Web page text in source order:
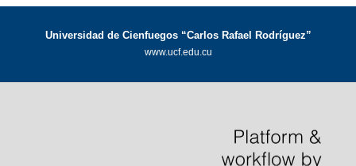
Universidad de Cienfuegos “Carlos Rafael Rodríguez”
www.ucf.edu.cu